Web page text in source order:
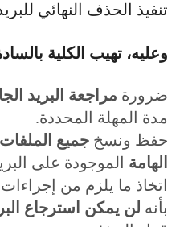
تنفيذ الحذف النهائي
وعليه، تهيب الكلية
ضرورة مراجعة البريد
مدة المهلة المحددة.
حفظ ونسخ جميع
الهامة الموجودة على
اتخاذ ما يلزم من إجراءات
بأنه لن يمكن استرجاع